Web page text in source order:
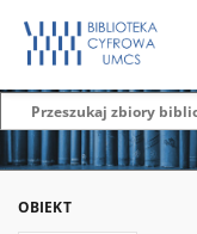
OBIEKT